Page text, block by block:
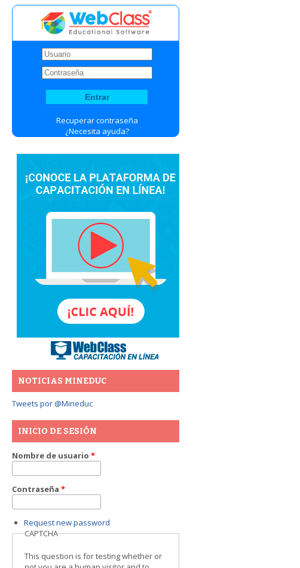
Recuperar contraseña
¿Necesita ayuda?
NOTICIAS MINEDUC
Tweets por @Mineduc
INICIO DE SESIÓN
Nombre de usuario *
Contraseña *
Request new password
CAPTCHA
This question is for testing whether or